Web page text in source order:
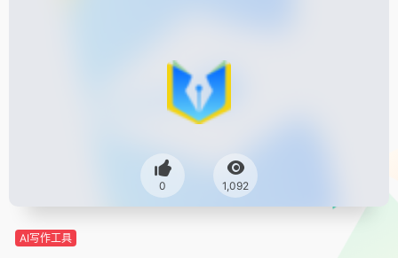
0 1,092
AI写作工具